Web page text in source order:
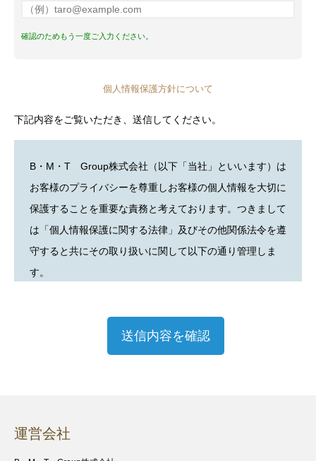
確認のためもう一度ご入力ください。
個人情報保護方針について
下記内容をご覧いただき、送信してください。
B・M・T Group株式会社（以下「当社」といいます）は
お客様のプライバシーを尊重しお客様の個人情報を大切に
保護することを重要な責務と考えております。つきまして
は「個人情報保護に関する法律」及びその他関係法令を遵
守すると共にその取り扱いに関して以下の通り管理しま
す。
当社では、組織的管理体制の整備と継続的な改善作業を通
運営会社